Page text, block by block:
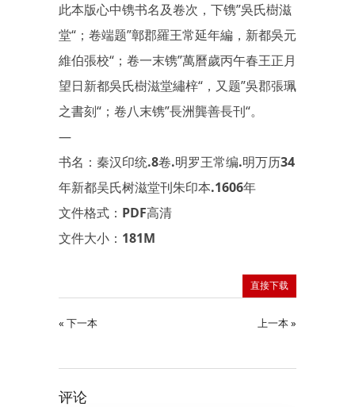
此本版心中镌书名及卷次，下镌”吳氏樹滋
堂“；卷端题”鄣郡羅王常延年編，新都吳元
維伯張校“；卷一末镌”萬曆歲丙午春王正月
望日新都吳氏樹滋堂繡梓“，又题”吳郡張珮
之書刻“；卷八末镌”長洲龔善長刊“。
—
书名：秦汉印统.8卷.明罗王常编.明万历34
年新都吴氏树滋堂刊朱印本.1606年
文件格式：PDF高清
文件大小：181M
直接下载
« 下一本 上一本 »
评论